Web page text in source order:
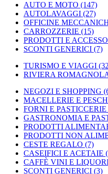
AUTO E MOTO (147)
AUTOLAVAGGI (27)
OFFICINE
CARROZZERIE (15)
PRODOTTI E
SCONTI GENERICI (7)
TURISMO E VIAGGI
RIVIERA
NEGOZI E SHOPPING
MACELLERIE E
FORNI E PASTICCERIE
GASTRONOMIA E
PRODOTTI
PRODOTTI NON
CESTE REGALO (7)
CASEIFICI E ACETAIE
CAFFÈ VINI E
SCONTI GENERICI (3)